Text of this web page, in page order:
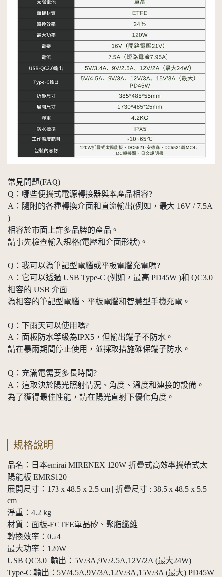
常見問題(FAQ)
Q：哪些便攜式電源轉接器與本產品相容?
A：隨附的各種轉換介面和直流輸出(例如，最大 16V / 7.5A
)
相容於市面上許多品牌的產品。
請事先檢查輸入規格(電壓和介面形狀)。
Q：我可以為筆記型電腦或平板電腦充電嗎?
A：它可以透過 USB Type-C (例如，最高 PD45W )和 QC3.0
相容的 USB 介面
為相容的筆記型電腦、平板電腦和智慧型手機充電。
Q：下雨天可以使用嗎?
A：面板防水等級為IPX5，但輸出端子不防水。
請在暴雨期間停止使用，並採取措施確保端子防水。
Q：充滿電需要多長時間?
A：這取決於陽光照射情況、角度、溫度和連接的設備。
為了獲得最佳性能，請在陽光直射下優化角度。
規格說明
品名：日本emirai MIRENEX 120W 折疊式高效率攜帶式太
陽能板 EMRS120
展開尺寸：173 x 48.5 x 2.5 cm | 折疊尺寸 : 38.5 x 48.5 x 5.5
cm
淨重：4.2 kg
材質：面板-ECTFE單晶矽、聚脂纖維
轉換效率：0.24
最大功率：120W
USB QC3.0 輸出：5V/3A,9V/2.5A,12V/2A (最大24W)
Type-C 輸出：5V/4.5A,9V/3A,12V/3A,15V/3A (最大) PD45W